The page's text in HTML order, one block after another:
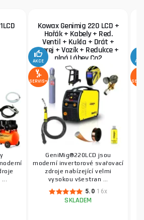
Kowax Genimig 220 LCD +
Hořák + Kabely + Red.
Ventil + Kukla + Drát +
Sprej + Vozík + Redukce +
plná Láhev Co2
AKCE
SERVIS+
GeniMig®220LCD jsou
moderní invertorové svařovací
zdroje nabízející velmi
vysokou všestran ...
5.0 16x
SKLADEM